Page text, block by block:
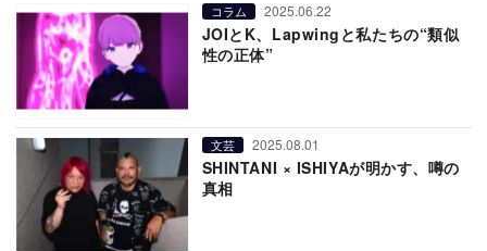
コラム 2025.06.22
JOIとK、Lapwingと私たちの“類似
性の正体”
文芸 2025.08.01
SHINTANI × ISHIYAが明かす、噂の
真相